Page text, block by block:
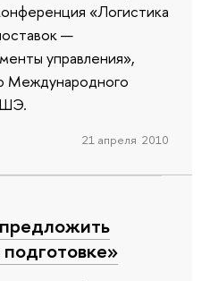
«Логистика
—
управления»,
Международного
21 апреля 2010